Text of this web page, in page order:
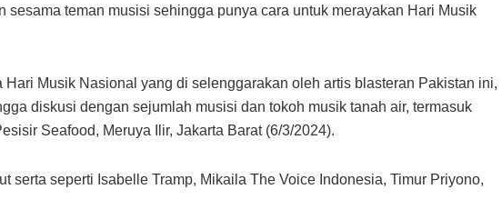
sesama teman musisi sehingga punya cara untuk merayakan Hari Musik
Hari Musik Nasional yang di selenggarakan oleh artis blasteran Pakistan ini,
diskusi dengan sejumlah musisi dan tokoh musik tanah air, termasuk
Seafood, Meruya Ilir, Jakarta Barat (6/3/2024).
serta seperti Isabelle Tramp, Mikaila The Voice Indonesia, Timur Priyono,